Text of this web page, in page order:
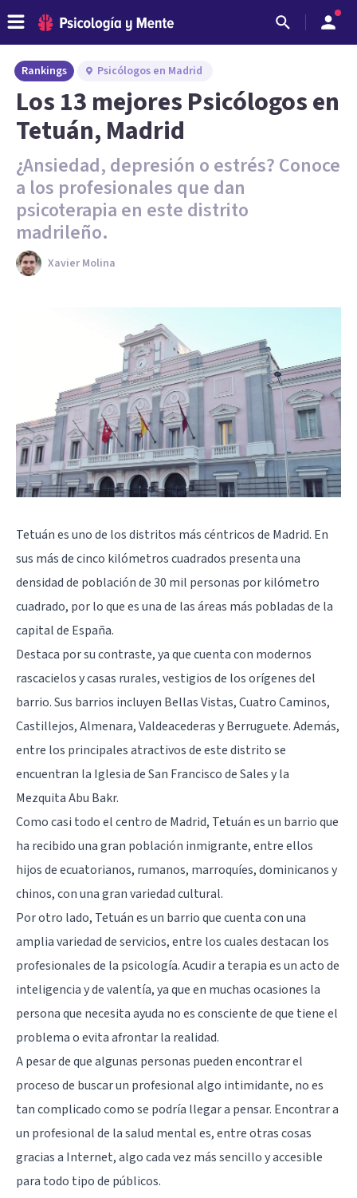
Rankings Psicólogos en Madrid
Los 13 mejores Psicólogos en
Tetuán, Madrid
¿Ansiedad, depresión o estrés? Conoce
a los profesionales que dan
psicoterapia en este distrito
madrileño.
Xavier Molina
Tetuán es uno de los distritos más céntricos de Madrid. En
sus más de cinco kilómetros cuadrados presenta una
densidad de población de 30 mil personas por kilómetro
cuadrado, por lo que es una de las áreas más pobladas de la
capital de España.
Destaca por su contraste, ya que cuenta con modernos
rascacielos y casas rurales, vestigios de los orígenes del
barrio. Sus barrios incluyen Bellas Vistas, Cuatro Caminos,
Castillejos, Almenara, Valdeacederas y Berruguete. Además,
entre los principales atractivos de este distrito se
encuentran la Iglesia de San Francisco de Sales y la
Mezquita Abu Bakr.
Como casi todo el centro de Madrid, Tetuán es un barrio que
ha recibido una gran población inmigrante, entre ellos
hijos de ecuatorianos, rumanos, marroquíes, dominicanos y
chinos, con una gran variedad cultural.
Por otro lado, Tetuán es un barrio que cuenta con una
amplia variedad de servicios, entre los cuales destacan los
profesionales de la psicología. Acudir a terapia es un acto de
inteligencia y de valentía, ya que en muchas ocasiones la
persona que necesita ayuda no es consciente de que tiene el
problema o evita afrontar la realidad.
A pesar de que algunas personas pueden encontrar el
proceso de buscar un profesional algo intimidante, no es
tan complicado como se podría llegar a pensar. Encontrar a
un profesional de la salud mental es, entre otras cosas
gracias a Internet, algo cada vez más sencillo y accesible
para todo tipo de públicos.